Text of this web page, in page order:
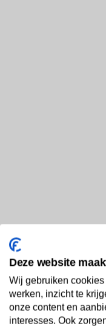
Deze website
Wij gebruiken
werken, inzicht te
onze content en
interesses. Ook